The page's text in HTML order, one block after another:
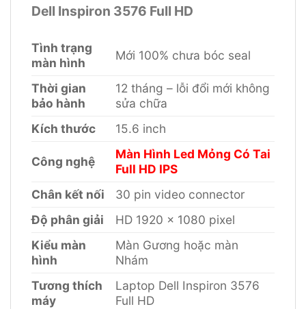
Dell Inspiron 3576 Full HD
Tình trạng
màn hình
Mới 100% chưa bóc seal
Thời gian
bảo hành
12 tháng – lỗi đổi mới không
sửa chữa
Kích thước
15.6 inch
Công nghệ
Màn Hình Led Mỏng Có Tai
Full HD IPS
Chân kết nối
30 pin video connector
Độ phân giải
HD 1920 x 1080 pixel
Kiểu màn
hình
Màn Gương hoặc màn
Nhám
Tương thích
máy
Laptop Dell Inspiron 3576
Full HD